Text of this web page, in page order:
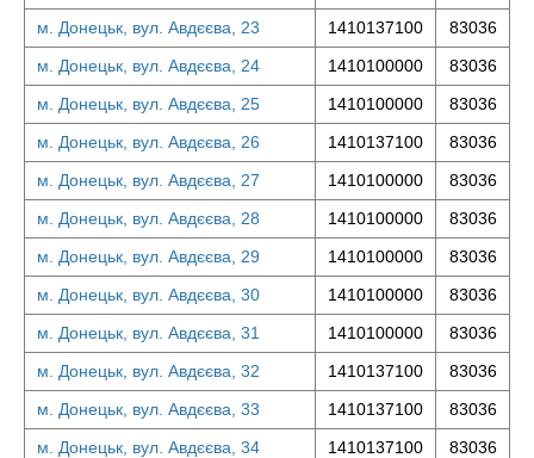
м. Донецьк, вул. Авдєєва, 23
1410137100
83036
м. Донецьк, вул. Авдєєва, 24
1410100000
83036
м. Донецьк, вул. Авдєєва, 25
1410100000
83036
м. Донецьк, вул. Авдєєва, 26
1410137100
83036
м. Донецьк, вул. Авдєєва, 27
1410100000
83036
м. Донецьк, вул. Авдєєва, 28
1410100000
83036
м. Донецьк, вул. Авдєєва, 29
1410100000
83036
м. Донецьк, вул. Авдєєва, 30
1410100000
83036
м. Донецьк, вул. Авдєєва, 31
1410100000
83036
м. Донецьк, вул. Авдєєва, 32
1410137100
83036
м. Донецьк, вул. Авдєєва, 33
1410137100
83036
м. Донецьк, вул. Авдєєва, 34
1410137100 83036